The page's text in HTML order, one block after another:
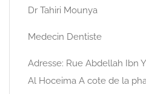
Dr Tahiri Mounya
Medecin Dentiste
Adresse: Rue Abdellah Ibn
Al Hoceima A cote de la